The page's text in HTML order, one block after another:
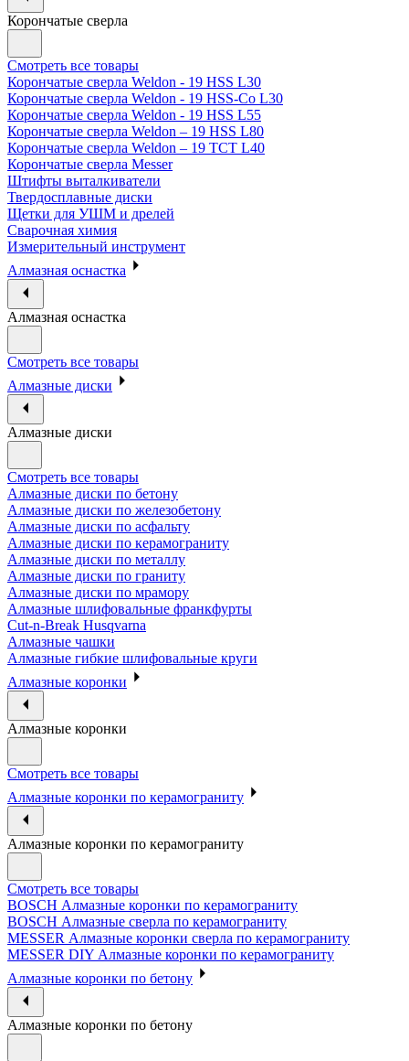
Корончатые сверла
Смотреть все товары
Корончатые сверла Weldon - 19 HSS L30
Корончатые сверла Weldon - 19 HSS-Co L30
Корончатые сверла Weldon - 19 HSS L55
Корончатые сверла Weldon – 19 HSS L80
Корончатые сверла Weldon – 19 TCT L40
Корончатые сверла Messer
Штифты выталкиватели
Твердосплавные диски
Щетки для УШМ и дрелей
Сварочная химия
Измерительный инструмент
Алмазная оснастка
Алмазная оснастка
Смотреть все товары
Алмазные диски
Алмазные диски
Смотреть все товары
Алмазные диски по бетону
Алмазные диски по железобетону
Алмазные диски по асфальту
Алмазные диски по керамограниту
Алмазные диски по металлу
Алмазные диски по граниту
Алмазные диски по мрамору
Алмазные шлифовальные франкфурты
Cut-n-Break Husqvarna
Алмазные чашки
Алмазные гибкие шлифовальные круги
Алмазные коронки
Алмазные коронки
Смотреть все товары
Алмазные коронки по керамограниту
Алмазные коронки по керамограниту
Смотреть все товары
BOSCH Алмазные коронки по керамограниту
BOSCH Алмазные сверла по керамограниту
MESSER Алмазные коронки сверла по керамограниту
MESSER DIY Алмазные коронки по керамограниту
Алмазные коронки по бетону
Алмазные коронки по бетону